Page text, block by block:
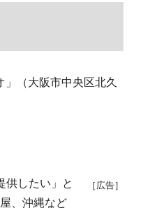
（大阪市中央区北久
［広告］
供したい」と
、沖縄など